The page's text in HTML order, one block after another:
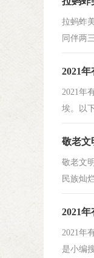
拉蚂蚱
同伴两
2021
2021年
埃。以
敬老文
敬老文
民族灿
2021
2021年
是小编